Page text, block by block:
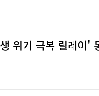
위기 극복 릴레이'